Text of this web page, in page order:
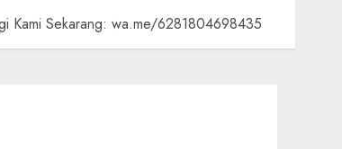
Kami Sekarang: wa.me/6281804698435